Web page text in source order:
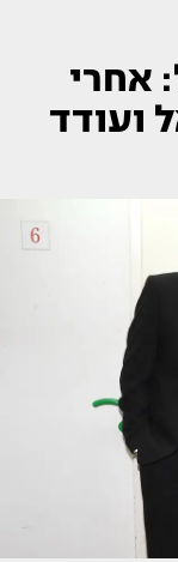
אחרי
ועודד